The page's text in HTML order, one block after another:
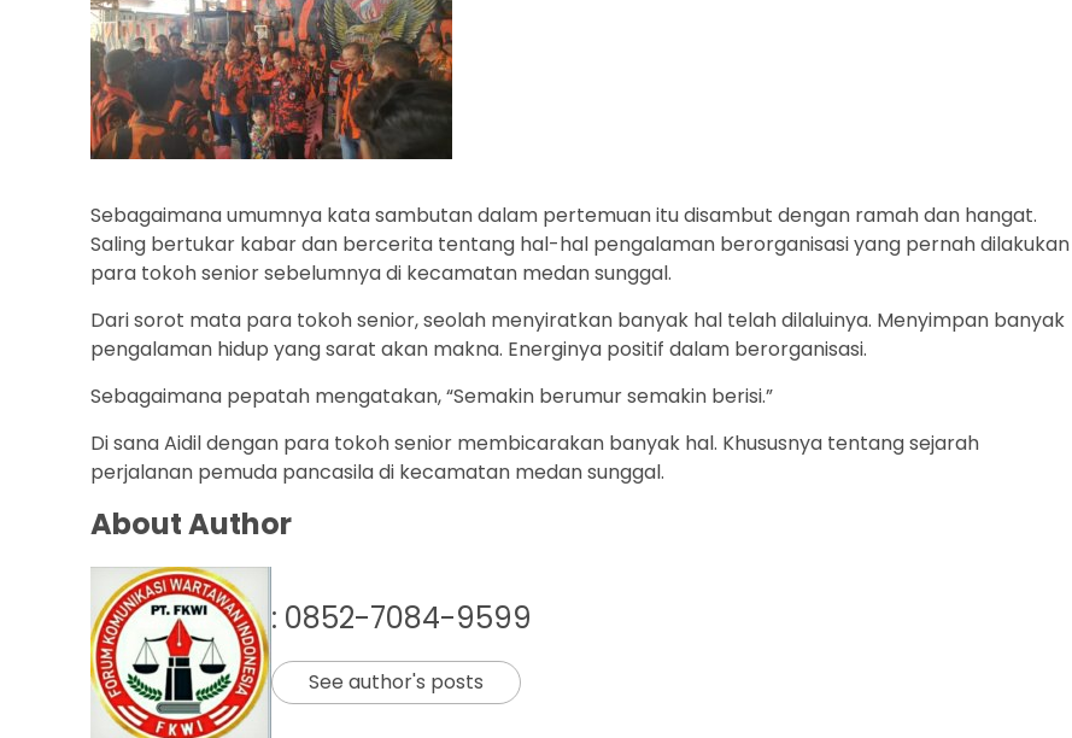
Sebagaimana umumnya kata sambutan dalam pertemuan itu disambut dengan ramah dan hangat.
Saling bertukar kabar dan bercerita tentang hal-hal pengalaman berorganisasi yang pernah dilakukan
para tokoh senior sebelumnya di kecamatan medan sunggal.
Dari sorot mata para tokoh senior, seolah menyiratkan banyak hal telah dilaluinya. Menyimpan banyak
pengalaman hidup yang sarat akan makna. Energinya positif dalam berorganisasi.
Sebagaimana pepatah mengatakan, “Semakin berumur semakin berisi.”
Di sana Aidil dengan para tokoh senior membicarakan banyak hal. Khususnya tentang sejarah
perjalanan pemuda pancasila di kecamatan medan sunggal.
About Author
: 0852-7084-9599
See author's posts